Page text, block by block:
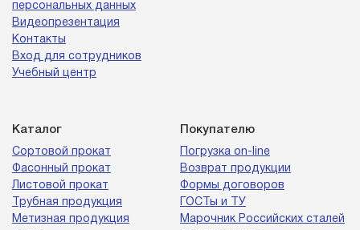
персональных данных
Видеопрезентация
Контакты
Вход для сотрудников
Учебный центр
Каталог
Сортовой прокат
Фасонный прокат
Листовой прокат
Трубная продукция
Метизная продукция
Покупателю
Погрузка on-line
Возврат продукции
Формы договоров
ГОСТы и ТУ
Марочник Российских сталей